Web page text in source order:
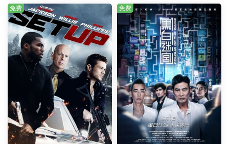
免费 免费